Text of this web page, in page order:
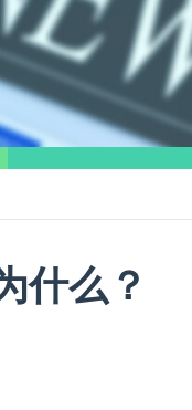
什么？